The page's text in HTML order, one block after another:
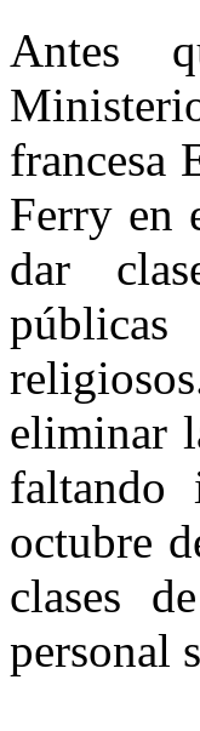
Antes
francesa
Ferry en
dar
eliminar
faltando
octubre
clases
personal